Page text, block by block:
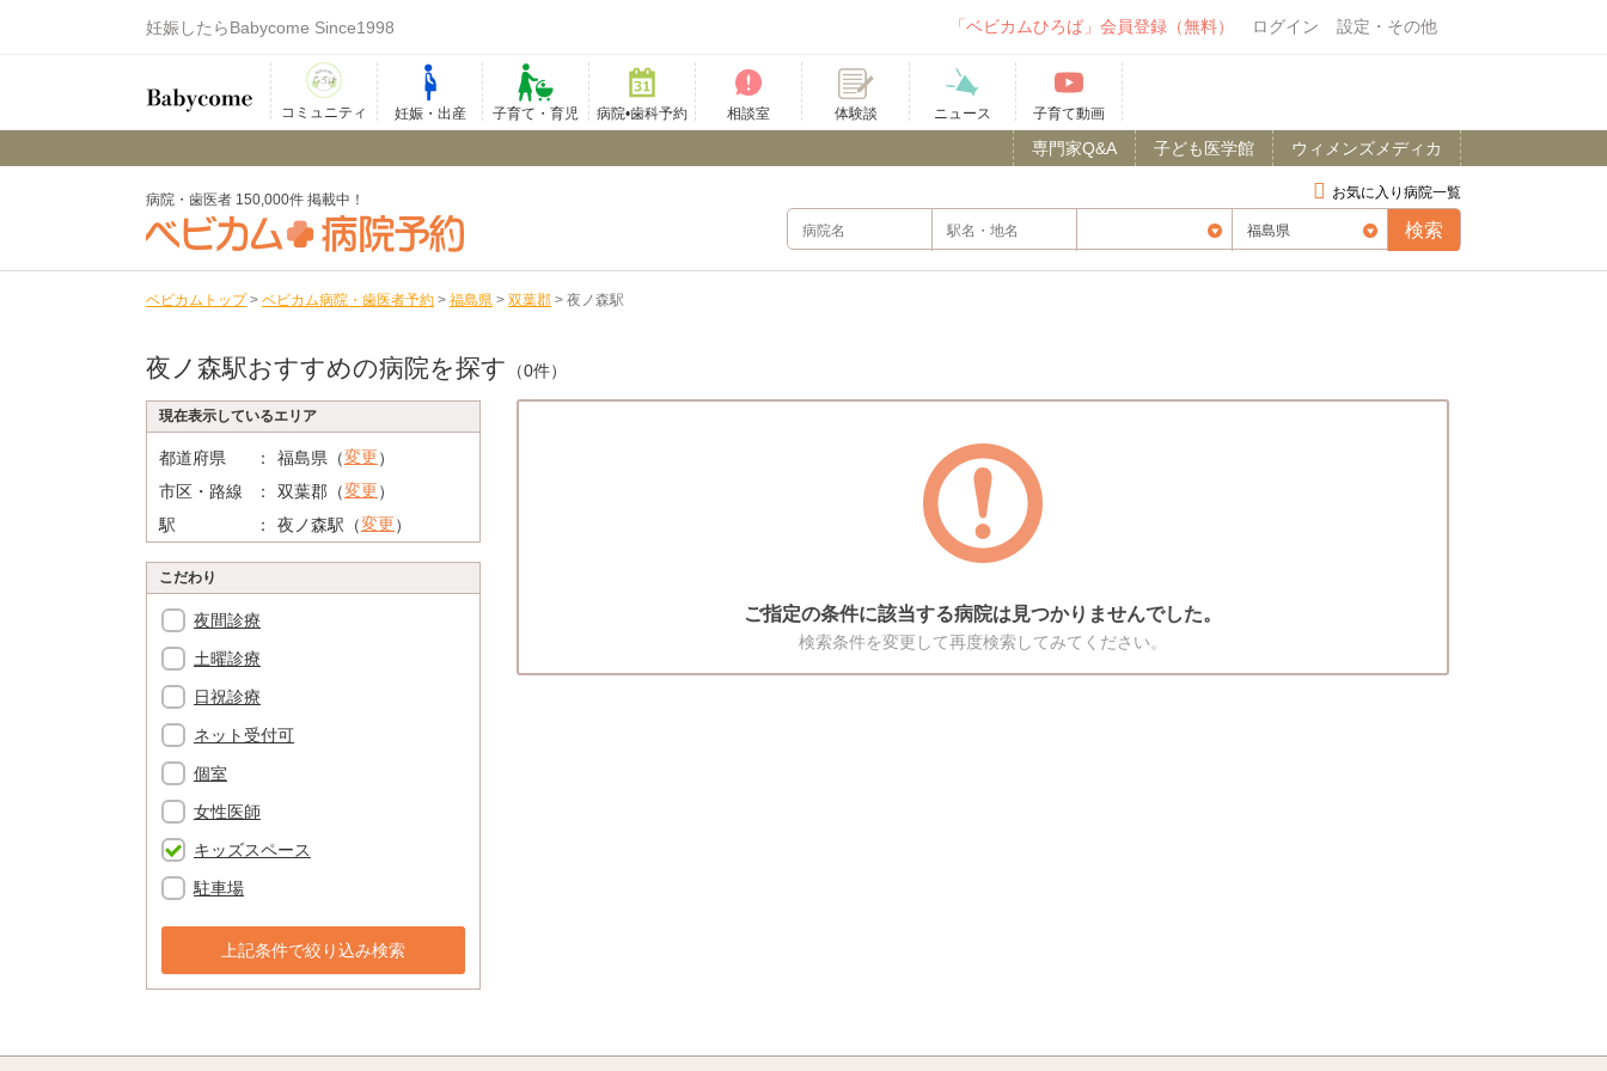
妊娠したらBabycome Since1998 「ベビカムひろば」会員登録（無料） ログイン 設定・その他
コミュニティ 妊娠・出産 子育て・育児 病院•歯科予約 相談室 体験談 ニュース 子育て動画
ウィメンズメディカ
子ども医学館
専門家Q&A
お気に入り病院一覧
病院・歯医者 150,000件 掲載中！
ベビカムトップ > ベビカム病院・歯医者予約 > 福島県 > 双葉郡 > 夜ノ森駅
夜ノ森駅おすすめの病院を探す （0件）
現在表示しているエリア
都道府県 福島県（変更）
市区・路線
双葉郡（変更）
駅
夜ノ森駅（変更）
こだわり
夜間診療
土曜診療
日祝診療
ネット受付可
個室
女性医師
キッズスペース
駐車場
上記条件で絞り込み検索
ご指定の条件に該当する病院は見つかりませんでした。
検索条件を変更して再度検索してみてください。